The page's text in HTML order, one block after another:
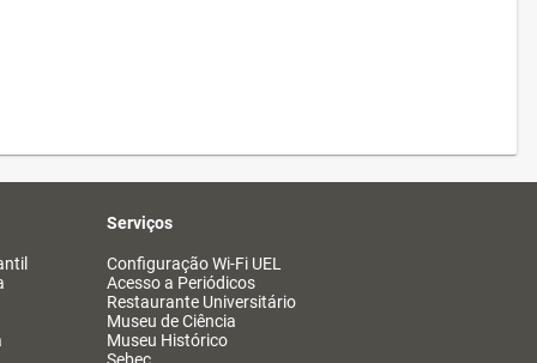
Serviços
Configuração Wi-Fi UEL
Acesso a Periódicos
Restaurante Universitário
Museu de Ciência
Museu Histórico